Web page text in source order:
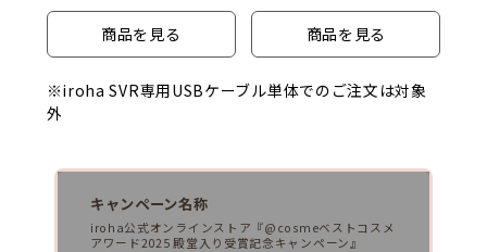
商品を見る 商品を見る
※iroha SVR専用USBケーブル単体でのご注文は対象
外
キャンペーン名称
iroha公式オンラインストア『@cosmeベストコスメ
アワード2025 殿堂入り受賞記念キャンペーン』